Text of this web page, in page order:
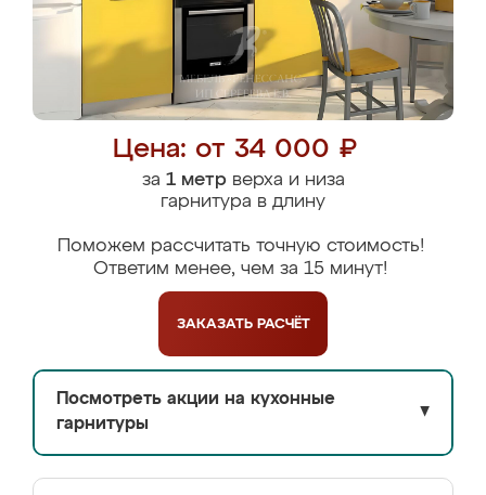
Цена: от 34 000 ₽
за 1 метрверха и низа
гарнитура в длину
Поможем рассчитать точную стоимость!
Ответим менее, чем за 15 минут!
ЗАКАЗАТЬ РАСЧЁТ
Посмотреть акции на кухонные
гарнитуры
▼